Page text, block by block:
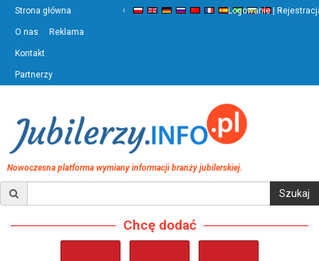
Strona główna
O nas Reklama
Kontakt
Partnerzy
‹ ›
Logowanie |
Nowoczesna platforma wymiany informacji branży jubilerskiej.
Chcę dodać